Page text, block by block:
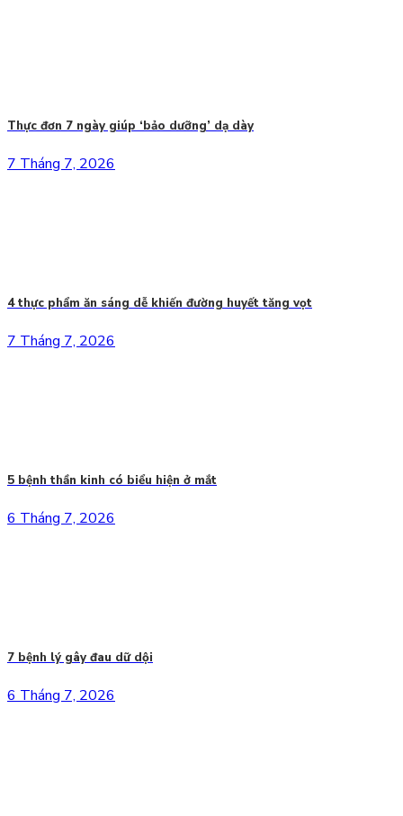
Thực đơn 7 ngày giúp ‘bảo dưỡng’ dạ dày
7 Tháng 7, 2026
4 thực phẩm ăn sáng dễ khiến đường huyết tăng vọt
7 Tháng 7, 2026
5 bệnh thần kinh có biểu hiện ở mắt
6 Tháng 7, 2026
7 bệnh lý gây đau dữ dội
6 Tháng 7, 2026